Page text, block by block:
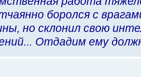
боролся с
но склонил свою
Отдадим ему